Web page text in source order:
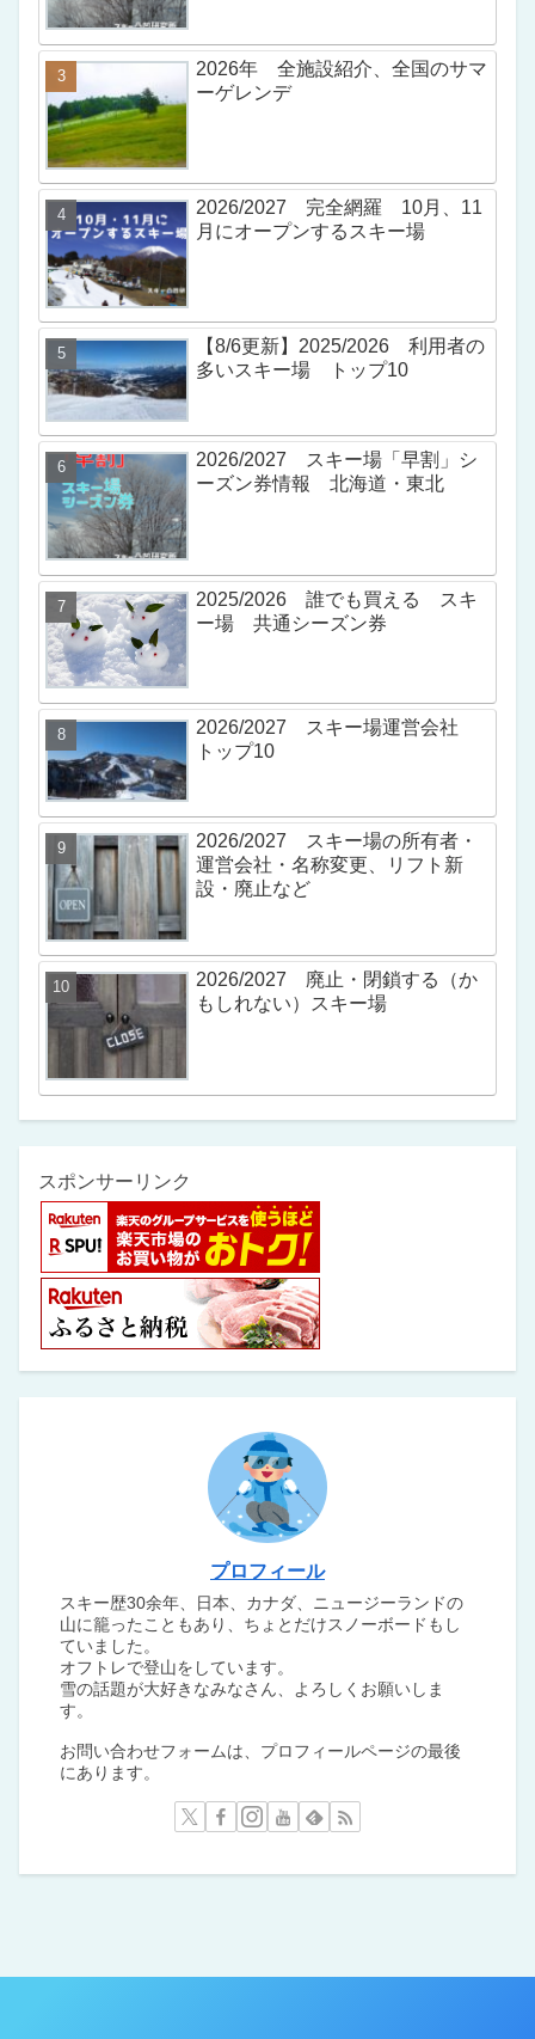
2026年 全施設紹介、全国のサマ
ーゲレンデ
2026/2027 完全網羅 10月、11
月にオープンするスキー場
【8/6更新】2025/2026 利用者の
多いスキー場 トップ10
2026/2027 スキー場「早割」シ
ーズン券情報 北海道・東北
2025/2026 誰でも買える スキ
ー場 共通シーズン券
2026/2027 スキー場運営会社
トップ10
2026/2027 スキー場の所有者・
運営会社・名称変更、リフト新
設・廃止など
2026/2027 廃止・閉鎖する（か
もしれない）スキー場
スポンサーリンク
プロフィール
スキー歴30余年、日本、カナダ、ニュージーランドの
山に籠ったこともあり、ちょとだけスノーボードもし
ていました。
オフトレで登山をしています。
雪の話題が大好きなみなさん、よろしくお願いしま
す。
お問い合わせフォームは、プロフィールページの最後
にあります。